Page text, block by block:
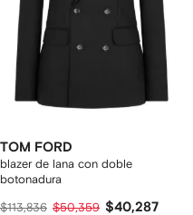
TOM FORD
blazer de lana con doble
botonadura
$113,836 $50,359 $40,287